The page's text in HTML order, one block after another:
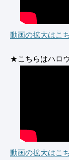
動画の拡大はこ
★こちらはハロ
動画の拡大はこ